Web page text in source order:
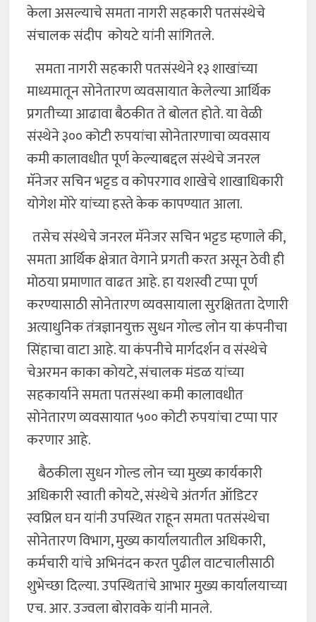
केला असल्याचे समता नागरी सहकारी पतसंस्थेचे
संचालक संदीप कोयटे यांनी सांगितले.
समता नागरी सहकारी पतसंस्थेने १३ शाखांच्या
माध्यमातून सोनेतारण व्यवसायात केलेल्या आर्थिक
प्रगतीच्या आढावा बैठकीत ते बोलत होते. या वेळी
संस्थेने ३०० कोटी रुपयांचा सोनेतारणाचा व्यवसाय
कमी कालावधीत पूर्ण केल्याबद्दल संस्थेचे जनरल
मॅनेजर सचिन भट्टड व कोपरगाव शाखेचे शाखाधिकारी
योगेश मोरे यांच्या हस्ते केक कापण्यात आला.
तसेच संस्थेचे जनरल मॅनेजर सचिन भट्टड म्हणाले की,
समता आर्थिक क्षेत्रात वेगाने प्रगती करत असून ठेवी ही
मोठया प्रमाणात वाढत आहे. हा यशस्वी टप्पा पूर्ण
करण्यासाठी सोनेतारण व्यवसायाला सुरक्षितता देणारी
अत्याधुनिक तंत्रज्ञानयुक्त सुधन गोल्ड लोन या कंपनीचा
सिंहाचा वाटा आहे. या कंपनीचे मार्गदर्शन व संस्थेचे
चेअरमन काका कोयटे, संचालक मंडळ यांच्या
सहकार्याने समता पतसंस्था कमी कालावधीत
सोनेतारण व्यवसायात ५०० कोटी रुपयांचा टप्पा पार
करणार आहे.
बैठकीला सुधन गोल्ड लोन च्या मुख्य कार्यकारी
अधिकारी स्वाती कोयटे, संस्थेचे अंतर्गत ऑडिटर
स्वप्निल घन यांनी उपस्थित राहून समता पतसंस्थेचा
सोनेतारण विभाग, मुख्य कार्यालयातील अधिकारी,
कर्मचारी यांचे अभिनंदन करत पुढील वाटचालीसाठी
शुभेच्छा दिल्या. उपस्थितांचे आभार मुख्य कार्यालयाच्या
एच. आर. उज्वला बोरावके यांनी मानले.